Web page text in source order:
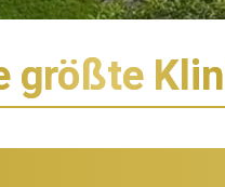
größte